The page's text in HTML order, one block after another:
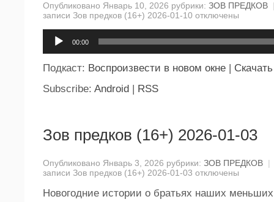
Опубликовано Январь 10, 2026 рубрики: ЗОВ ПРЕДКОВ
записи Зов предков (16+) 2026-01-10 отключены
00:00
Подкаст: Воспроизвести в новом окне | Скачать
Subscribe: Android | RSS
Зов предков (16+) 2026-01-03
Опубликовано Январь 3, 2026 рубрики: ЗОВ ПРЕДКОВ |
записи Зов предков (16+) 2026-01-03 отключены
Новогодние истории о братьях наших меньших